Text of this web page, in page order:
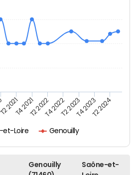
et-Loire Genouilly
2021T4 2021T2 2022T4 2022T2 2023T4 2023T2 2024
Genouilly
Saône-et-